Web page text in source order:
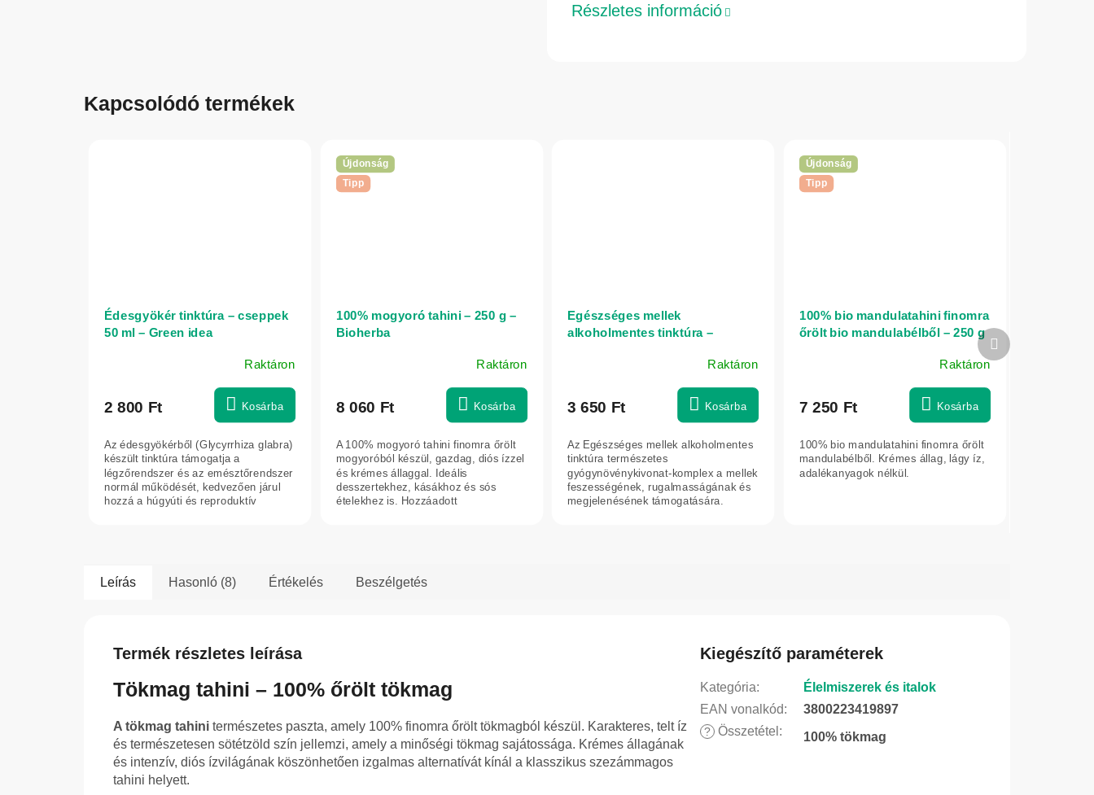
Részletes információ
Kapcsolódó termékek
Édesgyökér tinktúra – cseppek
50 ml – Green idea
Raktáron
2 800 Ft Kosárba
Az édesgyökérből (Glycyrrhiza glabra)
készült tinktúra támogatja a
légzőrendszer és az emésztőrendszer
normál működését, kedvezően járul
hozzá a húgyúti és reproduktív
Újdonság
Tipp
100% mogyoró tahini – 250 g –
Bioherba
Raktáron
8 060 Ft Kosárba
A 100% mogyoró tahini finomra őrölt
mogyoróból készül, gazdag, diós ízzel
és krémes állaggal. Ideális
desszertekhez, kásákhoz és sós
ételekhez is. Hozzáadott
Egészséges mellek
alkoholmentes tinktúra –
Raktáron
3 650 Ft Kosárba
Az Egészséges mellek alkoholmentes
tinktúra természetes
gyógynövénykivonat-komplex a mellek
feszességének, rugalmasságának és
megjelenésének támogatására.
Újdonság
Tipp
100% bio mandulatahini finomra
őrölt bio mandulabélből – 250 g
Raktáron
7 250 Ft Kosárba
100% bio mandulatahini finomra őrölt
mandulabélből. Krémes állag, lágy íz,
adalékanyagok nélkül.
Következő
termék
Leírás Hasonló (8) Értékelés Beszélgetés
Termék részletes leírása
Tökmag tahini – 100% őrölt tökmag
A tökmag tahini természetes paszta, amely 100% finomra őrölt tökmagból készül. Karakteres, telt íz
és természetesen sötétzöld szín jellemzi, amely a minőségi tökmag sajátossága. Krémes állagának
és intenzív, diós ízvilágának köszönhetően izgalmas alternatívát kínál a klasszikus szezámmagos
tahini helyett.
Kiegészítő paraméterek
Kategória:
Élelmiszerek és italok
EAN vonalkód: 3800223419897
? Összetétel : 100% tökmag